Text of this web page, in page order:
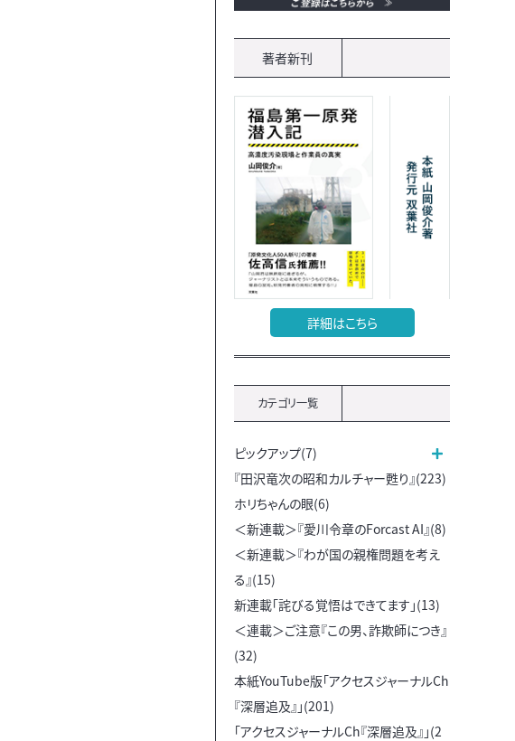
著者新刊
詳細はこちら
カテゴリ一覧
ピックアップ(7)
『田沢竜次の昭和カルチャー甦り』(223)
ホリちゃんの眼(6)
＜新連載＞『愛川令章のForcast AI』(8)
＜新連載＞『わが国の親権問題を考え
る』(15)
新連載「詫びる覚悟はできてます」(13)
＜連載＞ご注意『この男、詐欺師につき』
(32)
本紙YouTube版「アクセスジャーナルCh
『深層追及』」(201)
「アクセスジャーナルCh『深層追及』」(2